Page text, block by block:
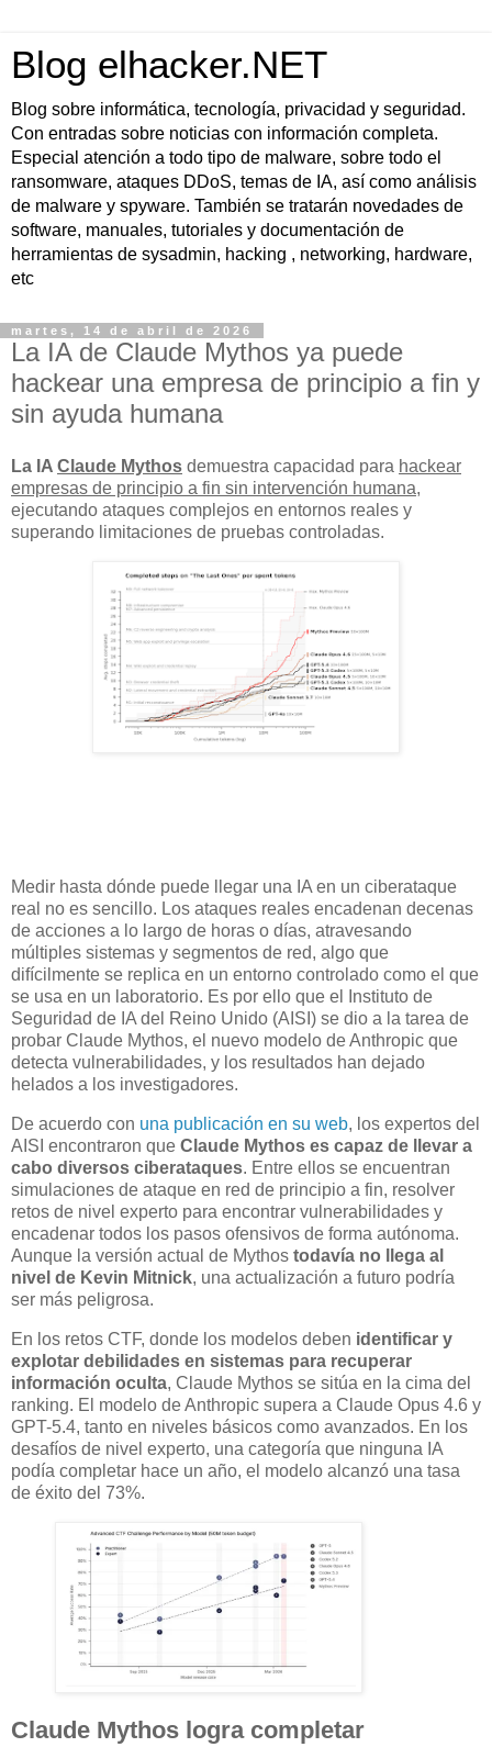
Blog elhacker.NET
Blog sobre informática, tecnología, privacidad y seguridad.
Con entradas sobre noticias con información completa.
Especial atención a todo tipo de malware, sobre todo el
ransomware, ataques DDoS, temas de IA, así como análisis
de malware y spyware. También se tratarán novedades de
software, manuales, tutoriales y documentación de
herramientas de sysadmin, hacking , networking, hardware,
etc
martes, 14 de abril de 2026
La IA de Claude Mythos ya puede
hackear una empresa de principio a fin y
sin ayuda humana
La IA Claude Mythos demuestra capacidad para hackear
empresas de principio a fin sin intervención humana,
ejecutando ataques complejos en entornos reales y
superando limitaciones de pruebas controladas.
Medir hasta dónde puede llegar una IA en un ciberataque
real no es sencillo. Los ataques reales encadenan decenas
de acciones a lo largo de horas o días, atravesando
múltiples sistemas y segmentos de red, algo que
difícilmente se replica en un entorno controlado como el que
se usa en un laboratorio. Es por ello que el Instituto de
Seguridad de IA del Reino Unido (AISI) se dio a la tarea de
probar Claude Mythos, el nuevo modelo de Anthropic que
detecta vulnerabilidades, y los resultados han dejado
helados a los investigadores.
De acuerdo con una publicación en su web, los expertos del
AISI encontraron que Claude Mythos es capaz de llevar a
cabo diversos ciberataques. Entre ellos se encuentran
simulaciones de ataque en red de principio a fin, resolver
retos de nivel experto para encontrar vulnerabilidades y
encadenar todos los pasos ofensivos de forma autónoma.
Aunque la versión actual de Mythos todavía no llega al
nivel de Kevin Mitnick, una actualización a futuro podría
ser más peligrosa.
En los retos CTF, donde los modelos deben identificar y
explotar debilidades en sistemas para recuperar
información oculta, Claude Mythos se sitúa en la cima del
ranking. El modelo de Anthropic supera a Claude Opus 4.6 y
GPT-5.4, tanto en niveles básicos como avanzados. En los
desafíos de nivel experto, una categoría que ninguna IA
podía completar hace un año, el modelo alcanzó una tasa
de éxito del 73%.
Claude Mythos logra completar